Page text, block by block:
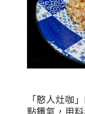
「憨人灶咖
點鑊氣，用